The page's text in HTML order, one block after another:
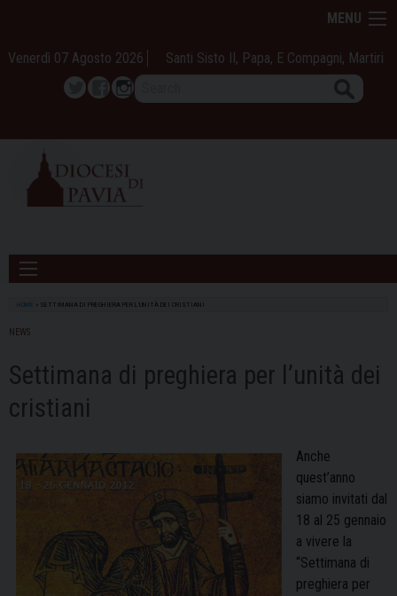
content
MENU
Venerdì 07 Agosto 2026 Santi Sisto II, Papa, E Compagni, Martiri
TwitterFacebook
Instagram
HOME SETTIMANA DI PREGHIERA PER L’UNITÀ DEI CRISTIANI
NEWS
Settimana di preghiera per l’unità dei
cristiani
Anche
quest’anno
siamo invitati dal
18 al 25 gennaio
a vivere la
“Settimana di
preghiera per